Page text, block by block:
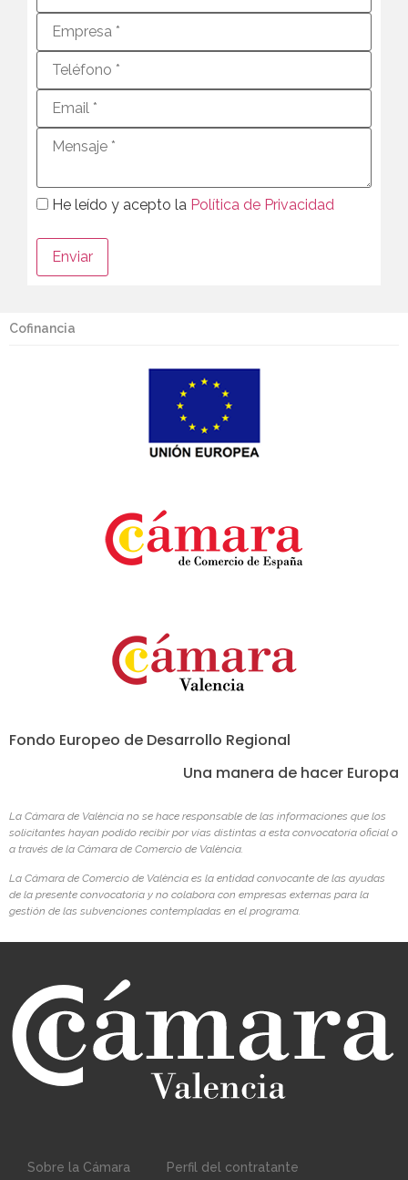
He leído y acepto la Política de Privacidad
Cofinancia
Fondo Europeo de Desarrollo Regional
Una manera de hacer Europa
La Cámara de València no se hace responsable de las informaciones que los
solicitantes hayan podido recibir por vías distintas a esta convocatoria oficial o
a través de la Cámara de Comercio de València.
La Cámara de Comercio de València es la entidad convocante de las ayudas
de la presente convocatoria y no colabora con empresas externas para la
gestión de las subvenciones contempladas en el programa.
Sobre la Cámara
Perfil del contratante